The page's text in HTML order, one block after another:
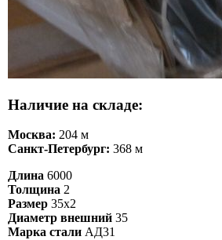
Наличие на складе:
Москва: 204 м
Санкт-Петербург: 368 м
Длина 6000
Толщина 2
Размер 35х2
Диаметр внешний 35
Марка стали АД31